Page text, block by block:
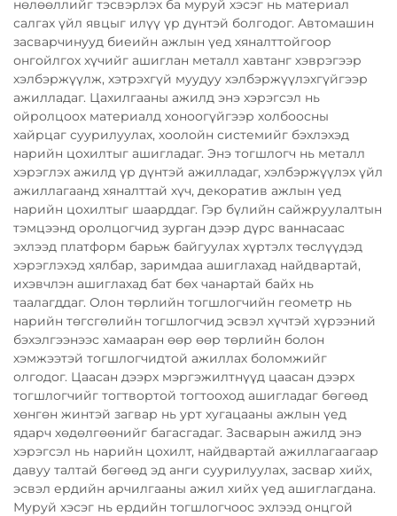
нөлөөллийг тэсвэрлэх ба муруй хэсэг нь материал
салгах үйл явцыг илүү үр дүнтэй болгодог. Автомашин
засварчинууд биеийн ажлын үед хяналттойгоор
онгойлгох хүчийг ашиглан металл хавтанг хэврэгээр
хэлбэржүүлж, хэтрэхгүй муудуу хэлбэржүүлэхгүйгээр
ажилладаг. Цахилгааны ажилд энэ хэрэгсэл нь
ойролцоох материалд хоноогүйгээр холбоосны
хайрцаг суурилуулах, хоолойн системийг бэхлэхэд
нарийн цохилтыг ашигладаг. Энэ тогшлогч нь металл
хэрэглэх ажилд үр дүнтэй ажилладаг, хэлбэржүүлэх үйл
ажиллагаанд хяналттай хүч, декоратив ажлын үед
нарийн цохилтыг шаарддаг. Гэр бүлийн сайжруулалтын
тэмцээнд оролцогчид зурган дээр дүрс ваннасаас
эхлээд платформ барьж байгуулах хүртэлх төслүүдэд
хэрэглэхэд хялбар, заримдаа ашиглахад найдвартай,
ихэвчлэн ашиглахад бат бөх чанартай байх нь
таалагддаг. Олон төрлийн тогшлогчийн геометр нь
нарийн төгсгөлийн тогшлогчид эсвэл хүчтэй хүрээний
бэхэлгээнээс хамааран өөр өөр төрлийн болон
хэмжээтэй тогшлогчидтой ажиллах боломжийг
олгодог. Цаасан дээрх мэргэжилтнүүд цаасан дээрх
тогшлогчийг тогтвортой тогтооход ашигладаг бөгөөд
хөнгөн жинтэй загвар нь урт хугацааны ажлын үед
ядарч хөдөлгөөнийг багасгадаг. Засварын ажилд энэ
хэрэгсэл нь нарийн цохилт, найдвартай ажиллагаагаар
давуу талтай бөгөөд эд анги суурилуулах, засвар хийх,
эсвэл ердийн арчилгааны ажил хийх үед ашиглагдана.
Муруй хэсэг нь ердийн тогшлогчоос эхлээд онцгой